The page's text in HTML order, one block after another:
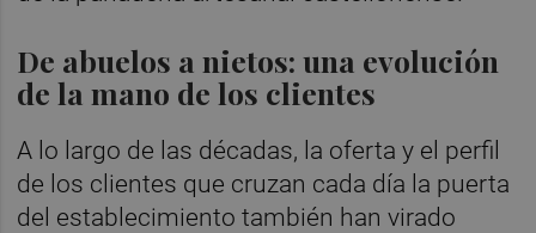
De abuelos a nietos: una evolución
de la mano de los clientes
A lo largo de las décadas, la oferta y el perfil
de los clientes que cruzan cada día la puerta
del establecimiento también han virado